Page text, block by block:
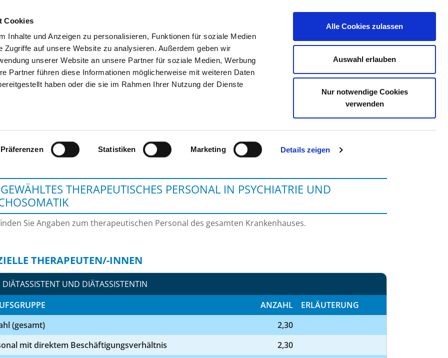
Cookies
Inhalte und Anzeigen zu personalisieren, Funktionen für soziale Medien
Zugriffe auf unsere Website zu analysieren. Außerdem geben wir
unserer Website an unsere Partner für soziale Medien, Werbung
Partner führen diese Informationen möglicherweise mit weiteren Daten
haben oder die sie im Rahmen Ihrer Nutzung der Dienste
Präferenzen Statistiken Marketing Details zeigen
Alle Cookies zulassen
Auswahl erlauben
Nur notwendige Cookies
verwenden
SUCHEN TIPPS & HILFE DAS DKV STELLENBÖRSE KONTAKT IHRE MEINUNG
THERAPEUTISCHES PERSONAL IN PSYCHIATRIE UND
Sie Angaben zum therapeutischen Personal des gesamten Krankenhauses.
THERAPEUTEN/-INNEN
DIÄTASSISTENT UND DIÄTASSISTENTIN
ANZAHL
ERLÄUTERUNG
(gesamt)
2,30
mit direktem Beschäftigungsverhältnis
2,30